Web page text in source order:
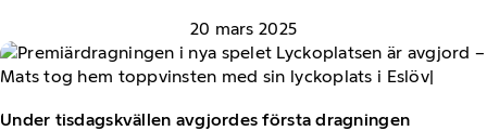
20 mars 2025
Under tisdagskvällen avgjordes första dragningen